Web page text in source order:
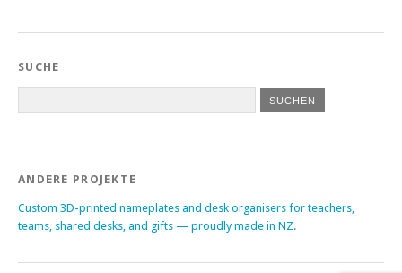
SUCHE
ANDERE PROJEKTE
Custom 3D-printed nameplates and desk organisers for teachers,
teams, shared desks, and gifts — proudly made in NZ.